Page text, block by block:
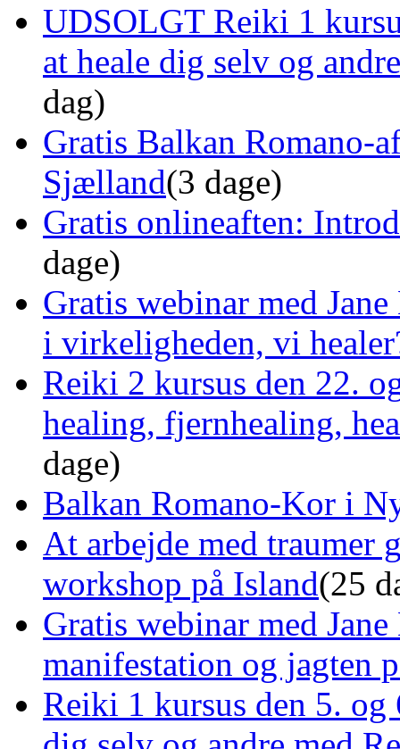
UDSOLGT Reiki 1
at heale dig selv og
dag)
Gratis Balkan Romano-
Sjælland(3 dage)
Gratis onlineaften:
dage)
Gratis webinar med
i virkeligheden, vi
Reiki 2 kursus den 22.
healing, fjernhealing,
dage)
Balkan Romano-Kor i
At arbejde med traumer
workshop på Island(25
Gratis webinar med
manifestation og jagten
Reiki 1 kursus den 5.